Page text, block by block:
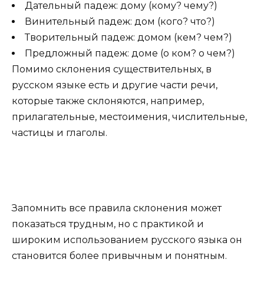
Дательный падеж: дому (кому? чему?)
Винительный падеж: дом (кого? что?)
Творительный падеж: домом (кем? чем?)
Предложный падеж: доме (о ком? о чем?)
Помимо склонения существительных, в
русском языке есть и другие части речи,
которые также склоняются, например,
прилагательные, местоимения, числительные,
частицы и глаголы.
Запомнить все правила склонения может
показаться трудным, но с практикой и
широким использованием русского языка он
становится более привычным и понятным.